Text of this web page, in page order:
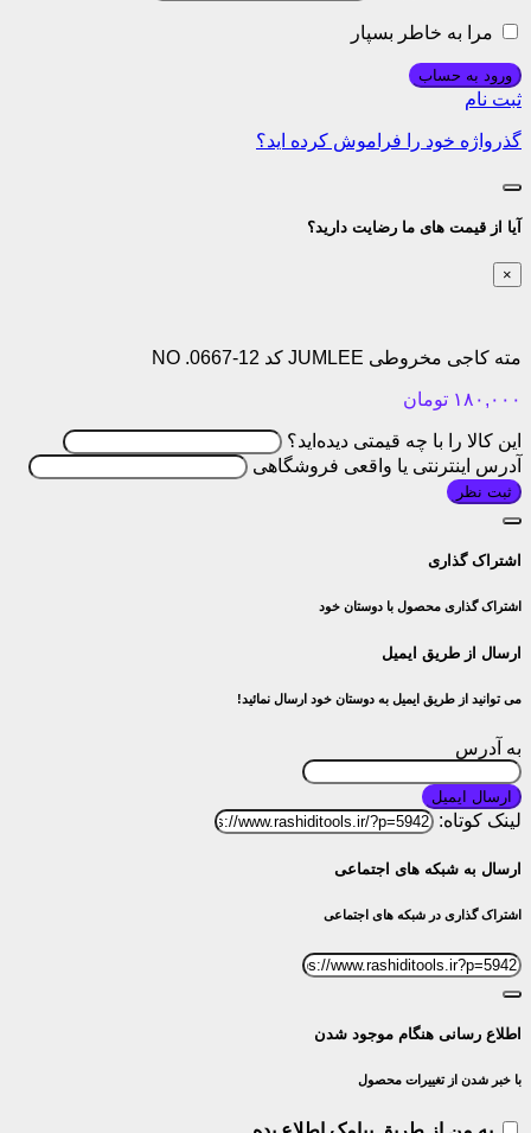
مرا به خاطر بسپار
ورود به حساب
ثبت نام
گذرواژه خود را فراموش کرده اید؟
آیا از قیمت های ما رضایت دارید؟
×
مته کاجی مخروطی JUMLEE کد NO .0667-12
۱۸۰,۰۰۰ تومان
این کالا را با چه قیمتی دیده‌اید؟
آدرس اینترنتی یا واقعی فروشگاهی
ثبت نظر
اشتراک گذاری
اشتراک گذاری محصول با دوستان خود
ارسال از طریق ایمیل
می توانید از طریق ایمیل به دوستان خود ارسال نمائید!
به آدرس
ارسال ایمیل
لینک کوتاه:
ارسال به شبکه های اجتماعی
اشتراک گذاری در شبکه های اجتماعی
اطلاع رسانی هنگام موجود شدن
با خبر شدن از تغییرات محصول